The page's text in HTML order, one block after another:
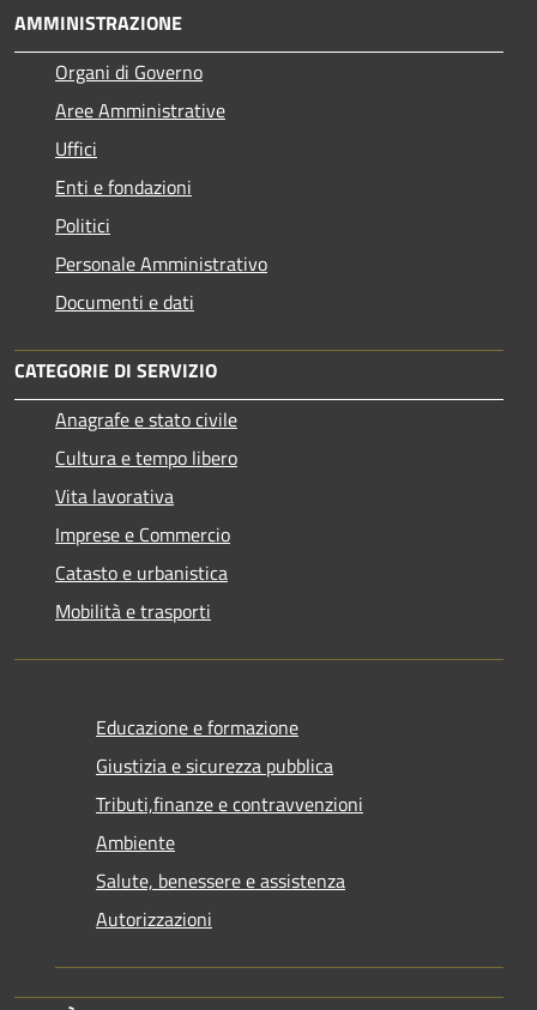
AMMINISTRAZIONE
Organi di Governo
Aree Amministrative
Uffici
Enti e fondazioni
Politici
Personale Amministrativo
Documenti e dati
CATEGORIE DI SERVIZIO
Anagrafe e stato civile
Cultura e tempo libero
Vita lavorativa
Imprese e Commercio
Catasto e urbanistica
Mobilità e trasporti
Educazione e formazione
Giustizia e sicurezza pubblica
Tributi,finanze e contravvenzioni
Ambiente
Salute, benessere e assistenza
Autorizzazioni